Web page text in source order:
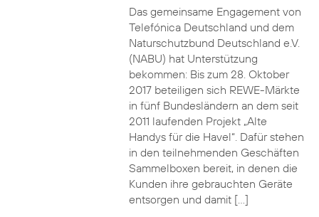
Das gemeinsame Engagement von
Telefónica Deutschland und dem
Naturschutzbund Deutschland e.V.
(NABU) hat Unterstützung
bekommen: Bis zum 28. Oktober
2017 beteiligen sich REWE-Märkte
in fünf Bundesländern an dem seit
2011 laufenden Projekt „Alte
Handys für die Havel“. Dafür stehen
in den teilnehmenden Geschäften
Sammelboxen bereit, in denen die
Kunden ihre gebrauchten Geräte
entsorgen und damit […]